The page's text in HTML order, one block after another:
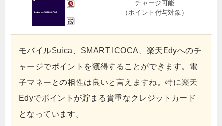
チャージ可能
（ポイント付与対象）
モバイルSuica、SMART ICOCA、楽天Edyへのチ
ャージでポイントを獲得することができます。電
子マネーとの相性は良いと言えますね。特に楽天
Edyでポイントが貯まる貴重なクレジットカード
となっています。